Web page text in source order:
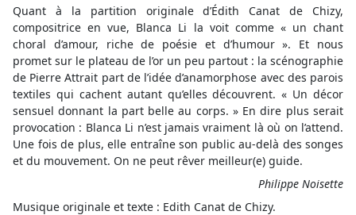
Quant à la partition originale d’Édith Canat de Chizy,
compositrice en vue, Blanca Li la voit comme « un chant
choral d’amour, riche de poésie et d’humour ». Et nous
promet sur le plateau de l’or un peu partout : la scénographie
de Pierre Attrait part de l’idée d’anamorphose avec des parois
textiles qui cachent autant qu’elles découvrent. « Un décor
sensuel donnant la part belle au corps. » En dire plus serait
provocation : Blanca Li n’est jamais vraiment là où on l’attend.
Une fois de plus, elle entraîne son public au-delà des songes
et du mouvement. On ne peut rêver meilleur(e) guide.
Philippe Noisette
Musique originale et texte : Edith Canat de Chizy.